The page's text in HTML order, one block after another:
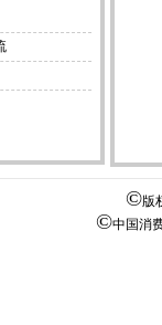
©版
©中国消